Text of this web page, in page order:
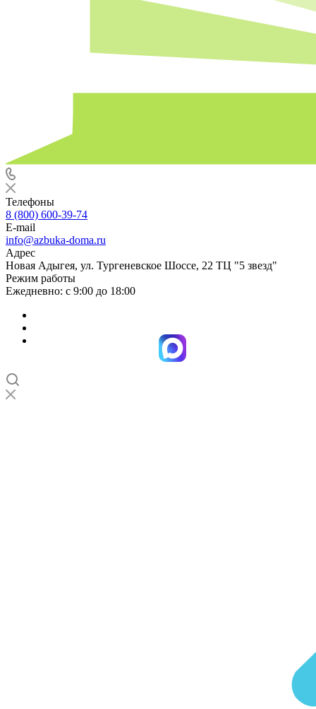
Телефоны
8 (800) 600-39-74
E-mail
info@azbuka-doma.ru
Адрес
Новая Адыгея, ул. Тургеневское Шоссе, 22 ТЦ "5 звезд"
Режим работы
Ежедневно: с 9:00 до 18:00